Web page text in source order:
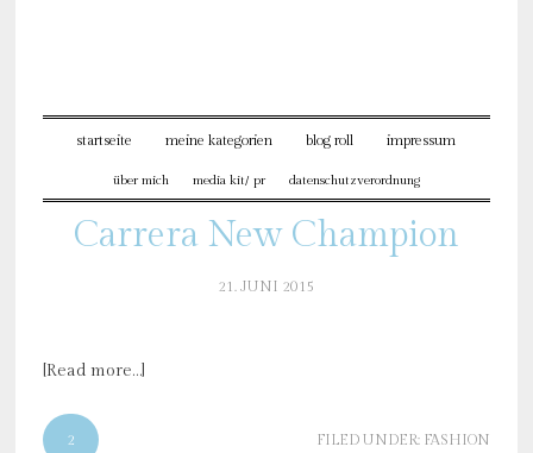
startseite meine kategorien blog roll impressum
über mich media kit/ pr datenschutzverordnung
Carrera New Champion
21. JUNI 2015
[Read more…]
2 FILED UNDER: FASHION